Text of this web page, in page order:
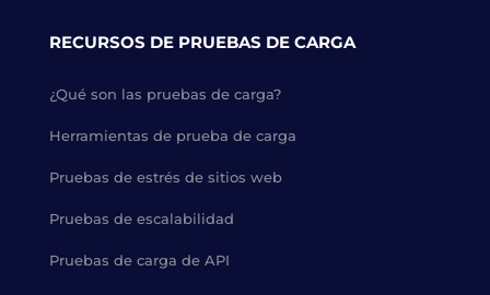
RECURSOS DE PRUEBAS DE CARGA
¿Qué son las pruebas de carga?
Herramientas de prueba de carga
Pruebas de estrés de sitios web
Pruebas de escalabilidad
Pruebas de carga de API